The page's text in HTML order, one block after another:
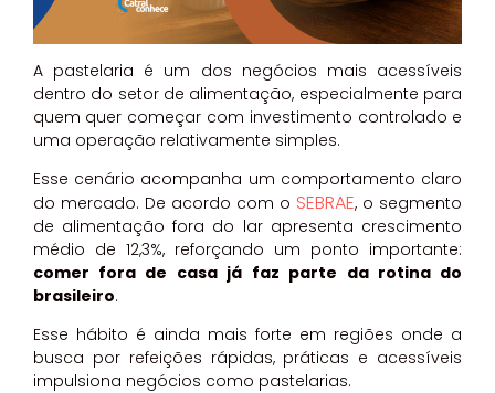
A pastelaria é um dos negócios mais acessíveis
dentro do setor de alimentação, especialmente para
quem quer começar com investimento controlado e
uma operação relativamente simples.
Esse cenário acompanha um comportamento claro
do mercado. De acordo com o SEBRAE, o segmento
de alimentação fora do lar apresenta crescimento
médio de 12,3%, reforçando um ponto importante:
comer fora de casa já faz parte da rotina do
brasileiro.
Esse hábito é ainda mais forte em regiões onde a
busca por refeições rápidas, práticas e acessíveis
impulsiona negócios como pastelarias.